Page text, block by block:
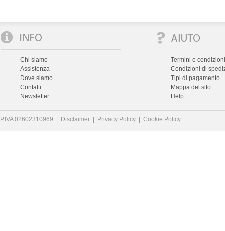
Chi siamo
Assistenza
Dove siamo
Contatti
Newsletter
Termini e
Condizioni di
Tipi di pagamento
Mappa del sito
Help
P.IVA 02602310969 | Disclaimer Privacy Policy Cookie Policy